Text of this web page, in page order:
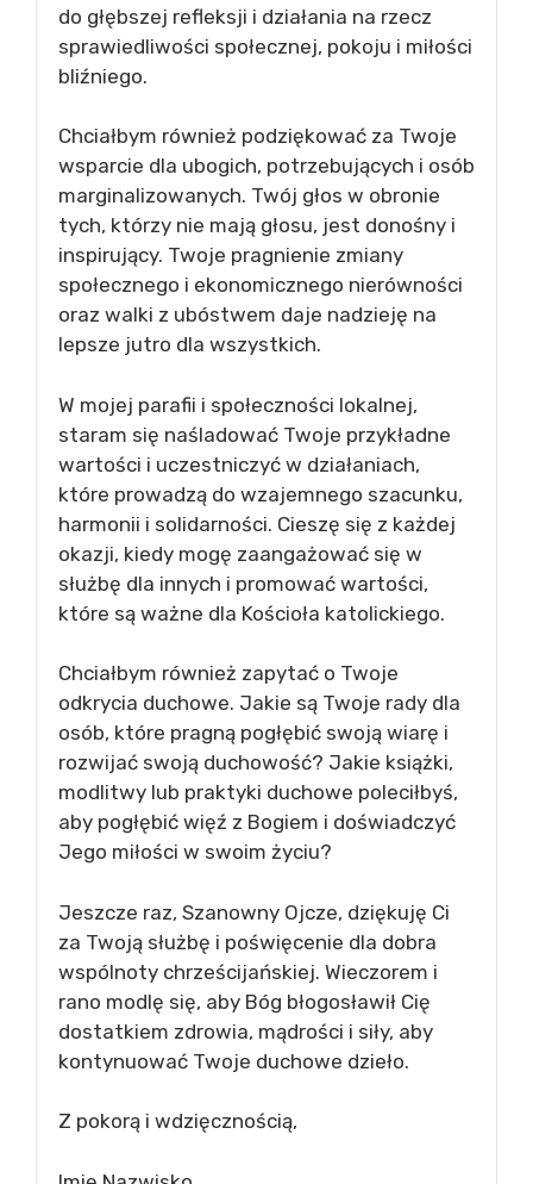
do głębszej refleksji i działania na rzecz
sprawiedliwości społecznej, pokoju i miłości
bliźniego.
Chciałbym również podziękować za Twoje
wsparcie dla ubogich, potrzebujących i osób
marginalizowanych. Twój głos w obronie
tych, którzy nie mają głosu, jest donośny i
inspirujący. Twoje pragnienie zmiany
społecznego i ekonomicznego nierówności
oraz walki z ubóstwem daje nadzieję na
lepsze jutro dla wszystkich.
W mojej parafii i społeczności lokalnej,
staram się naśladować Twoje przykładne
wartości i uczestniczyć w działaniach,
które prowadzą do wzajemnego szacunku,
harmonii i solidarności. Cieszę się z każdej
okazji, kiedy mogę zaangażować się w
służbę dla innych i promować wartości,
które są ważne dla Kościoła katolickiego.
Chciałbym również zapytać o Twoje
odkrycia duchowe. Jakie są Twoje rady dla
osób, które pragną pogłębić swoją wiarę i
rozwijać swoją duchowość? Jakie książki,
modlitwy lub praktyki duchowe poleciłbyś,
aby pogłębić więź z Bogiem i doświadczyć
Jego miłości w swoim życiu?
Jeszcze raz, Szanowny Ojcze, dziękuję Ci
za Twoją służbę i poświęcenie dla dobra
wspólnoty chrześcijańskiej. Wieczorem i
rano modlę się, aby Bóg błogosławił Cię
dostatkiem zdrowia, mądrości i siły, aby
kontynuować Twoje duchowe dzieło.
Z pokorą i wdzięcznością,